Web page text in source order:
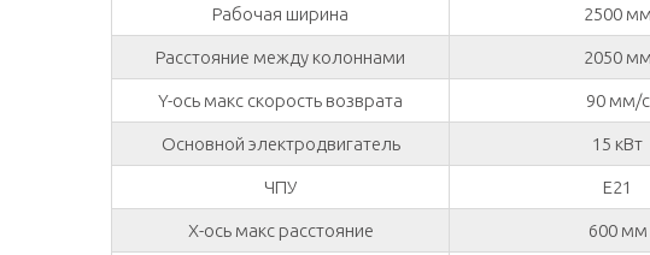
Рабочая ширина 2500 мм
Расстояние между колоннами 2050 мм
Y-ось макс скорость возврата 90 мм/с
Основной электродвигатель 15 кВт
ЧПУ E21
X-ось макс расстояние 600 мм